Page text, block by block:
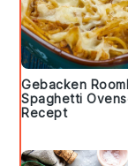
Gebacken
Spaghetti
Recept